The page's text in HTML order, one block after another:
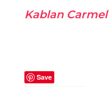
Kablan Carmel
Save